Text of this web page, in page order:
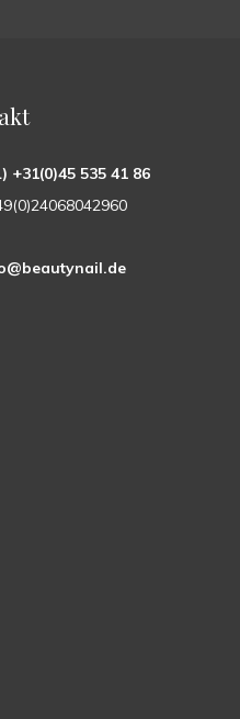
+31(0)45 535 41 86